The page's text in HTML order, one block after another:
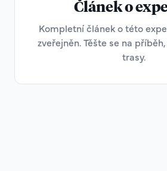
Článek o
Kompletní článek o této
zveřejněn. Těšte se na
trasy.